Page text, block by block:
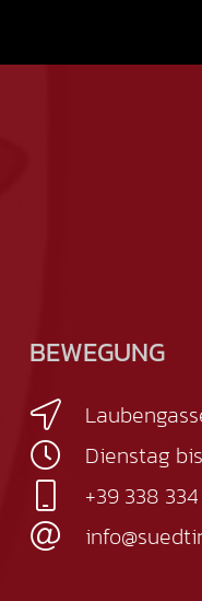
BEWEGUNG
Dienstag
+39 338